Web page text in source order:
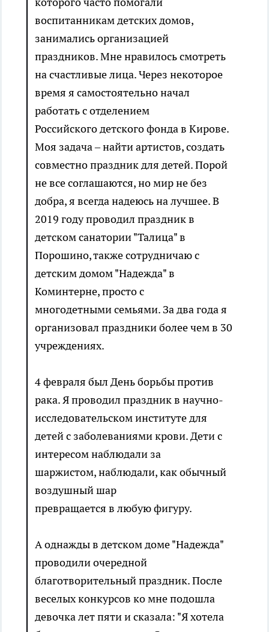
воспитанникам детских домов,
занимались организацией
праздников. Мне нравилось смотреть
на счастливые лица. Через некоторое
время я самостоятельно начал
работать с отделением
Российского детского фонда в Кирове.
Моя задача – найти артистов, создать
совместно праздник для детей. Порой
не все соглашаются, но мир не без
добра, я всегда надеюсь на лучшее. В
2019 году проводил праздник в
детском санатории "Талица" в
Порошино, также сотрудничаю с
детским домом "Надежда" в
Коминтерне, просто с
многодетными семьями. За два года я
организовал праздники более чем в 30
учреждениях.
4 февраля был День борьбы против
рака. Я проводил праздник в научно-
исследовательском институте для
детей с заболеваниями крови. Дети с
интересом наблюдали за
шаржистом, наблюдали, как обычный
воздушный шар
превращается в любую фигуру.
А однажды в детском доме "Надежда"
проводили очередной
благотворительный праздник. После
веселых конкурсов ко мне подошла
девочка лет пяти и сказала: "Я хотела